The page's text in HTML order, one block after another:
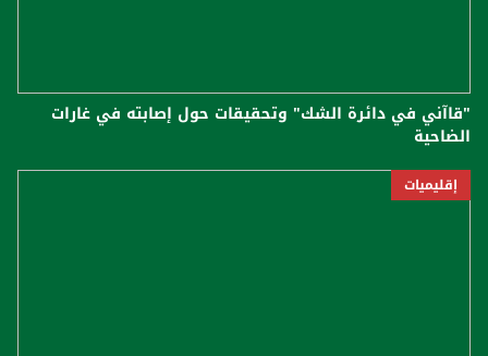
"قاآني في دائرة الشك" وتحقيقات حول إصابته في غارات
الضاحية
إقليميات